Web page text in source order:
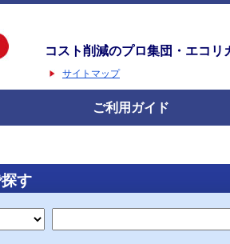
コスト削減のプロ集団・エコリ
サイトマップ
ご利用ガイド
す